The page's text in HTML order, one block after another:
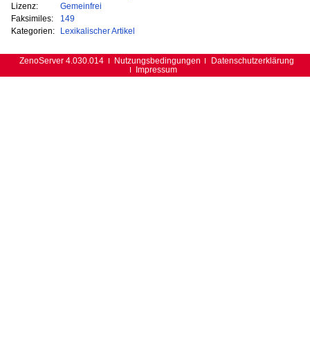
Lizenz:
Gemeinfrei
Faksimiles:
149
Kategorien:
Lexikalischer Artikel
ZenoServer 4.030.014 Nutzungsbedingungen
Datenschutzerklärung
Impressum